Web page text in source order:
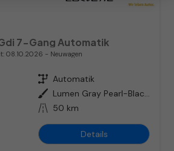
7-Gang Automatik
08.10.2026 Neuwagen
Getriebe Automatik
Außenfarbe
Lumen Gray Pearl-Black Roof
Kilometerstand 50 km
Details